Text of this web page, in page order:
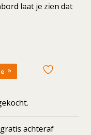
laat je zien dat
achteraf